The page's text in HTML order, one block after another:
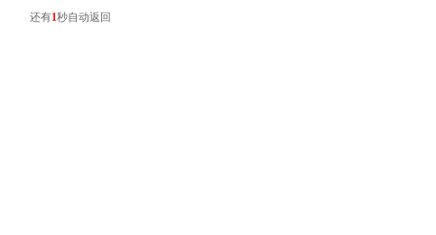
还有1秒自动返回